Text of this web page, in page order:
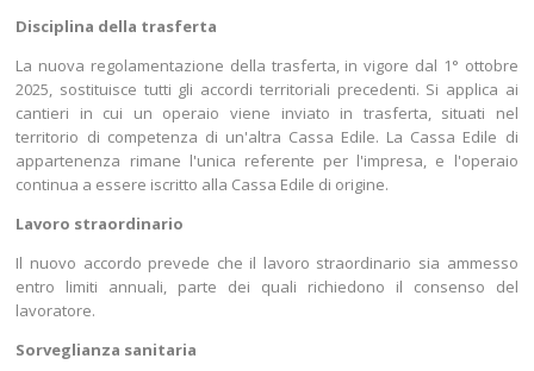
Disciplina della trasferta
La nuova regolamentazione della trasferta, in vigore dal 1° ottobre
2025, sostituisce tutti gli accordi territoriali precedenti. Si applica ai
cantieri in cui un operaio viene inviato in trasferta, situati nel
territorio di competenza di un'altra Cassa Edile. La Cassa Edile di
appartenenza rimane l'unica referente per l'impresa, e l'operaio
continua a essere iscritto alla Cassa Edile di origine.
Lavoro straordinario
Il nuovo accordo prevede che il lavoro straordinario sia ammesso
entro limiti annuali, parte dei quali richiedono il consenso del
lavoratore.
Sorveglianza sanitaria